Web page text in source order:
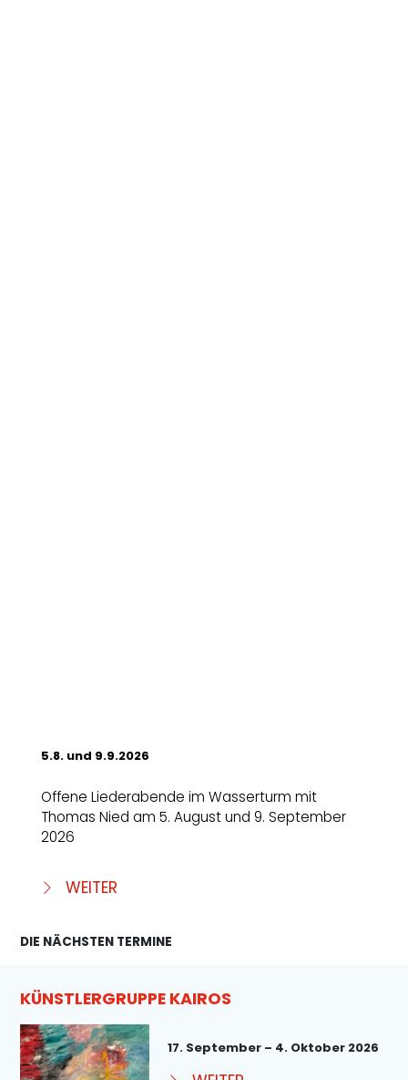
5.8. und 9.9.2026
Offene Liederabende im Wasserturm mit
Thomas Nied am 5. August und 9. September
2026
WEITER
DIE NÄCHSTEN TERMINE
KÜNSTLERGRUPPE KAIROS
17. September – 4. Oktober 2026